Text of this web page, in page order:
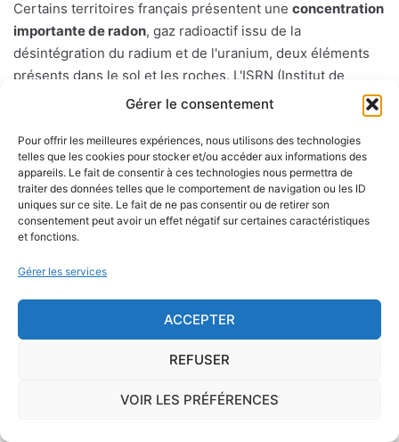
Gérer le consentement
Pour offrir les meilleures expériences, nous utilisons des technologies
telles que les cookies pour stocker et/ou accéder aux informations des
appareils. Le fait de consentir à ces technologies nous permettra de
traiter des données telles que le comportement de navigation ou les ID
uniques sur ce site. Le fait de ne pas consentir ou de retirer son
consentement peut avoir un effet négatif sur certaines caractéristiques
et fonctions.
Gérer les services
ACCEPTER
REFUSER
VOIR LES PRÉFÉRENCES
Certains territoires français présentent une concentration
importante de radon, gaz radioactif issu de la
désintégration du radium et de l'uranium, deux éléments
présents dans le sol et les roches. L'ISRN (Institut de
Radioprotection et de Sûreté Nucléaire), à la demande de
l'Autorité de Sûreté Nucléaire, a cartographié le territoire
français en délimitant trois types de communes de
potentiel 1, 2 ou 3.
Sur le long terme, ce gaz peut favoriser l'apparition du
cancer du poumon.
Présent essentiellement dans les sols mais également, en
concentration moindre, dans les matériaux de construction
et l'eau de distribution, le radon peut s'infiltrer à l'intérieur
d'une habitation par le passage des canalisations, les vides
sanitaires, les caves, etc.
dispositifs spécifiques, qui coûtent